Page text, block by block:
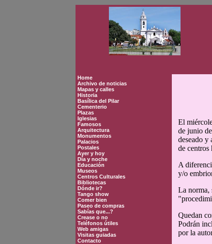
Home
Archivo de noticias
Mapas y calles
Historia
Basílica del Pilar
Cementerio
Plazas
Iglesias
Famosos
Arquitectura
Monumentos
Palacios
Postales
Ayer y hoy
Día y noche
Educación
Museos
Centros Culturales
Bibliotecas
Dónde ir?
Tango show
Comer bien
Paseo de compras
Sabías que...?
Crease o no
Teléfonos útiles
Web amigas
Visitas guiadas
Contacto
El
de junio
deseado y
de centros
A
y/o
La norma,
Quedan
Podrán
por la